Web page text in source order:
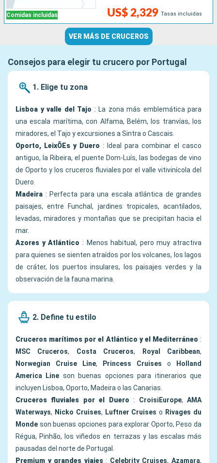
Comidas incluidas US$ 2,329 Tasas incluidas
VER MÁS DE CRUCEROS
Consejos para elegir tu crucero por Portugal
1. Elige tu zona
Lisboa y valle del Tajo : La zona más emblemática para
una escala marítima, con Alfama, Belém, los tranvías, los
miradores, el Tajo y excursiones a Sintra o Cascais.
Oporto, LeixÕEs y Duero : Ideal para combinar el casco
antiguo, la Ribeira, el puente Dom-Luís, las bodegas de vino
de Oporto y los cruceros fluviales por el valle vitivinícola del
Duero.
Madeira : Perfecta para una escala atlántica de grandes
paisajes, entre Funchal, jardines tropicales, acantilados,
levadas, miradores y montañas que se precipitan hacia el
mar.
Azores y Atlántico : Menos habitual, pero muy atractiva
para quienes se sienten atraídos por los volcanes, los lagos
de cráter, los puertos insulares, los paisajes verdes y la
observación de la fauna marina.
2. Define tu estilo
Cruceros marítimos por el Atlántico y el Mediterráneo :
MSC Cruceros, Costa Cruceros, Royal Caribbean,
Norwegian Cruise Line, Princess Cruises o
Holland
America Line son buenas opciones para itinerarios que
incluyen Lisboa, Oporto, Madeira o las Canarias.
Cruceros fluviales por el Duero : CroisiEurope,AMA
Waterways, Nicko Cruises, Luftner Cruises o Rivages du
Monde son buenas opciones para explorar Oporto, Peso da
Régua, Pinhão, los viñedos en terrazas y las escalas más
pausadas del norte de Portugal.
Premium y grandes viajes: Celebrity Cruises,Azamara,